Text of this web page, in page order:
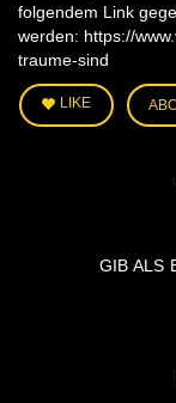
folgendem Link
werden: https://
traume-sind
LIKE
GIB ALS